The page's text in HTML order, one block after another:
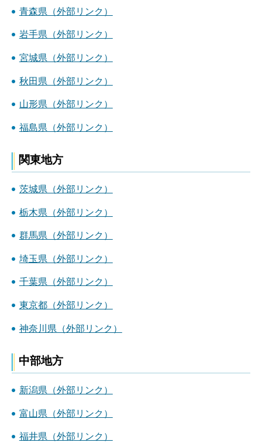
青森県（外部リンク）
岩手県（外部リンク）
宮城県（外部リンク）
秋田県（外部リンク）
山形県（外部リンク）
福島県（外部リンク）
関東地方
茨城県（外部リンク）
栃木県（外部リンク）
群馬県（外部リンク）
埼玉県（外部リンク）
千葉県（外部リンク）
東京都（外部リンク）
神奈川県（外部リンク）
中部地方
新潟県（外部リンク）
富山県（外部リンク）
福井県（外部リンク）